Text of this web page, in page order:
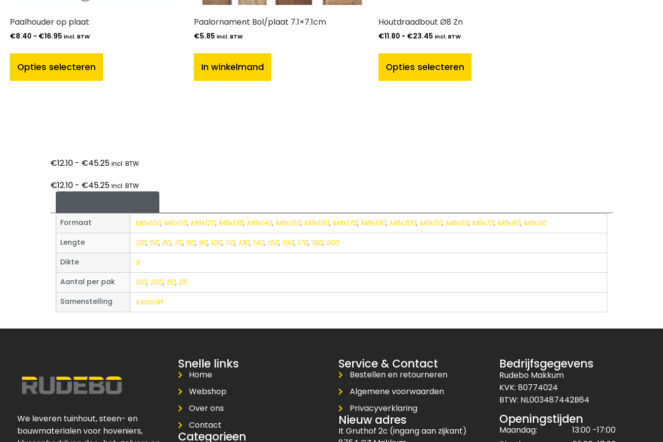
Paalhouder op plaat
€8.40 - €16.95 incl. BTW
Opties selecteren
Paalornament Bol/plaat 7.1×7.1cm
€5.85 incl. BTW
In winkelmand
Houtdraadbout Ø8 Zn
€11.80 - €23.45 incl. BTW
Opties selecteren
€12.10 - €45.25 incl. BTW
€12.10 - €45.25 incl. BTW
Formaat M8x100, M8x110, M8x120, M8x130, M8x140, M8x150, M8x160, M8x170, M8x180, M8x200, M8x50, M8x60, M8x70, M8x80, M8x90
Lengte
120, 50, 60, 70, 80, 90, 100, 110, 130, 140, 150, 160, 170, 180, 200
Dikte
8
Aantal per pak
100, 200, 50, 25
Samenstelling
Verzinkt
We leveren tuinhout, steen- en
bouwmaterialen voor hoveniers,
Snelle links
Home
Webshop
Over ons
Contact
Categorieen
Service & Contact
Bestellen en retourneren
Algemene voorwaarden
Privacyverklaring
Nieuw adres
It Gruthof 2c (ingang aan zijkant)
Bedrijfsgegevens
Rudebo Makkum
KVK: 80774024
BTW: NL003487442B64
Openingstijden
Maandag:
13:00 -17:00